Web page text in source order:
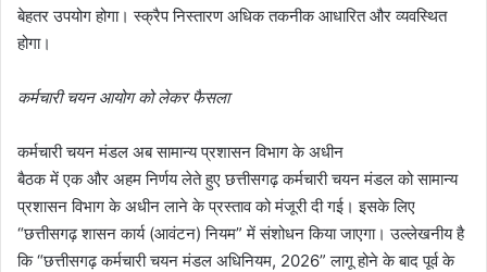
बेहतर उपयोग होगा। स्क्रैप निस्तारण अधिक तकनीक आधारित और व्यवस्थित
होगा।
कर्मचारी चयन आयोग को लेकर फैसला
कर्मचारी चयन मंडल अब सामान्य प्रशासन विभाग के अधीन
बैठक में एक और अहम निर्णय लेते हुए छत्तीसगढ़ कर्मचारी चयन मंडल को सामान्य
प्रशासन विभाग के अधीन लाने के प्रस्ताव को मंजूरी दी गई। इसके लिए
“छत्तीसगढ़ शासन कार्य (आवंटन) नियम” में संशोधन किया जाएगा। उल्लेखनीय है
कि “छत्तीसगढ़ कर्मचारी चयन मंडल अधिनियम, 2026” लागू होने के बाद पूर्व के